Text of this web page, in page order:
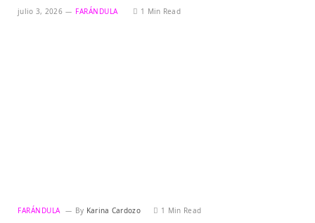
julio 3, 2026 FARÁNDULA 1 Min Read
FARÁNDULA By Karina Cardozo 1 Min Read